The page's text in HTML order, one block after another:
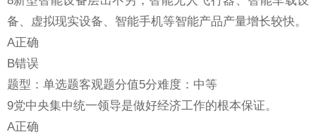
备、虚拟现实设备、智能手机等智能产品产量增长较快。
A正确
B错误
题型：单选题客观题分值5分难度：中等
9党中央集中统一领导是做好经济工作的根本保证。
A正确